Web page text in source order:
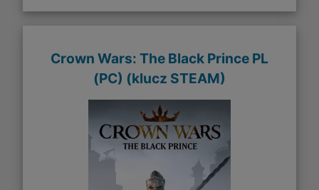
Crown Wars: The Black Prince PL
(PC) (klucz STEAM)